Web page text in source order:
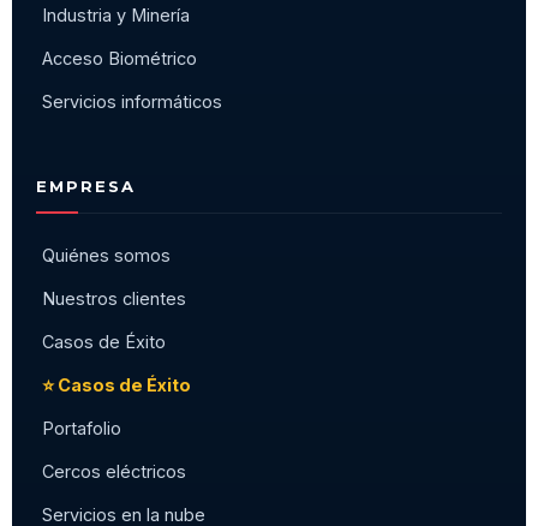
Industria y Minería
Acceso Biométrico
Servicios informáticos
EMPRESA
Quiénes somos
Nuestros clientes
Casos de Éxito
⭐ Casos de Éxito
Portafolio
Cercos eléctricos
Servicios en la nube